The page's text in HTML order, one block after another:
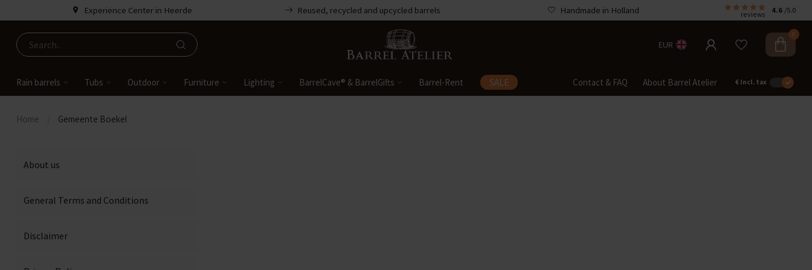
Experience Center in Heerde Reused, recycled and upcycled barrels Handmade in Holland reviews 4.6 /5.0
EUR
0
Rain barrels Tubs Outdoor Furniture Lighting BarrelCave® & BarrelGifts Barrel-Rent SALE Contact & FAQ About Barrel Atelier € Incl. tax
Home Gemeente Boekel
About us
General Terms and Conditions
Disclaimer